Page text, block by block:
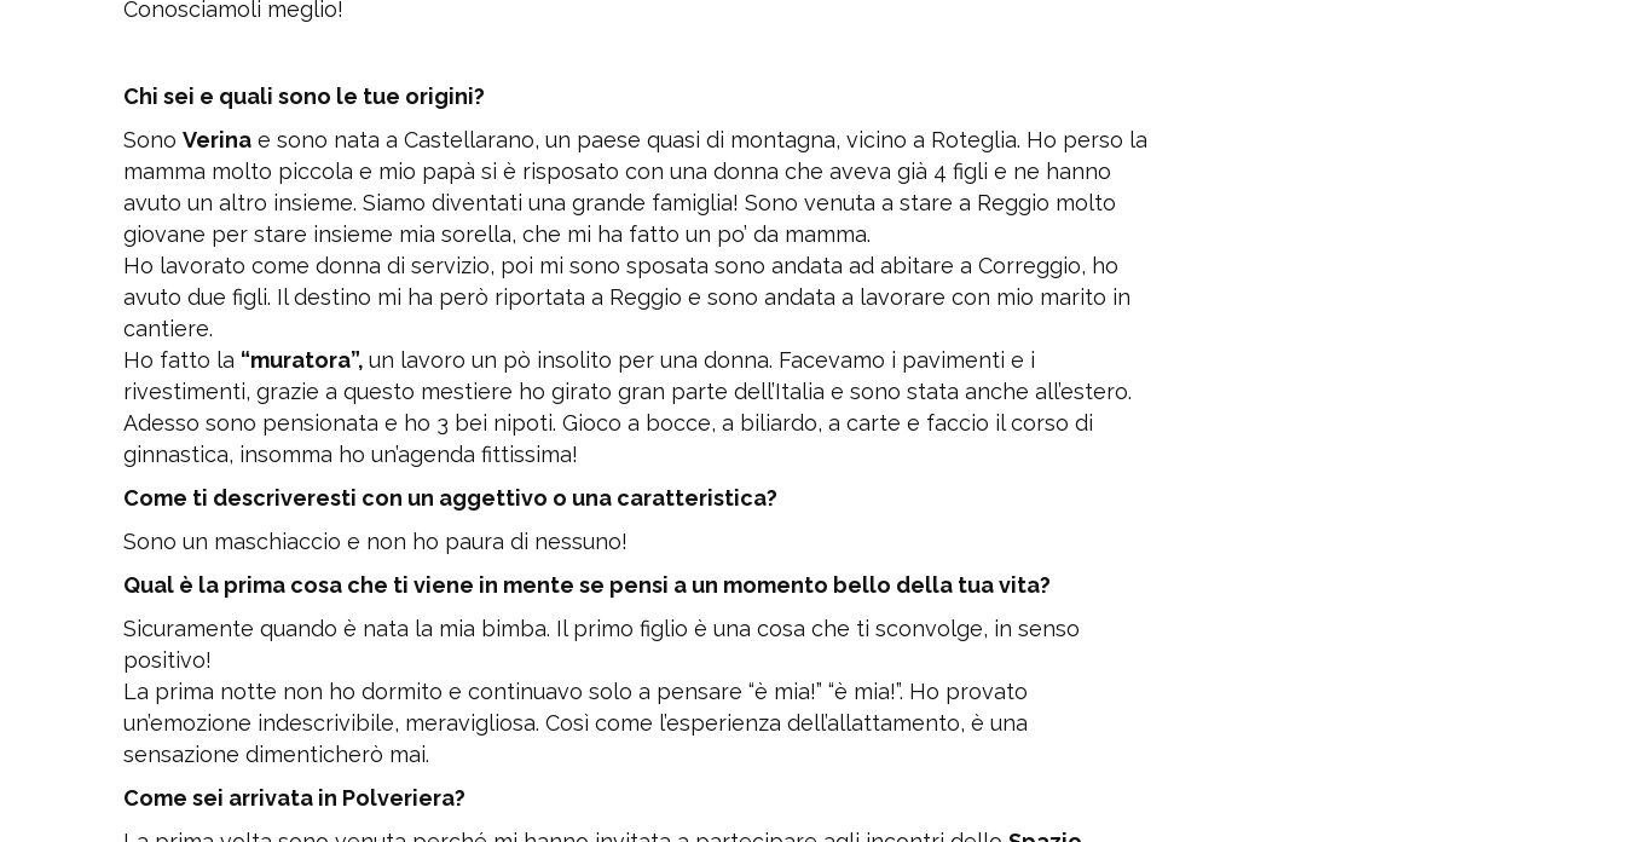
Conosciamoli meglio!
Chi sei e quali sono le tue origini?
Sono Verina e sono nata a Castellarano, un paese quasi di montagna, vicino a Roteglia. Ho perso la
mamma molto piccola e mio papà si è risposato con una donna che aveva già 4 figli e ne hanno
avuto un altro insieme. Siamo diventati una grande famiglia! Sono venuta a stare a Reggio molto
giovane per stare insieme mia sorella, che mi ha fatto un po’ da mamma.
Ho lavorato come donna di servizio, poi mi sono sposata sono andata ad abitare a Correggio, ho
avuto due figli. Il destino mi ha però riportata a Reggio e sono andata a lavorare con mio marito in
cantiere.
Ho fatto la “muratora”, un lavoro un pò insolito per una donna. Facevamo i pavimenti e i
rivestimenti, grazie a questo mestiere ho girato gran parte dell’Italia e sono stata anche all’estero.
Adesso sono pensionata e ho 3 bei nipoti. Gioco a bocce, a biliardo, a carte e faccio il corso di
ginnastica, insomma ho un’agenda fittissima!
Come ti descriveresti con un aggettivo o una caratteristica?
Sono un maschiaccio e non ho paura di nessuno!
Qual è la prima cosa che ti viene in mente se pensi a un momento bello della tua vita?
Sicuramente quando è nata la mia bimba. Il primo figlio è una cosa che ti sconvolge, in senso
positivo!
La prima notte non ho dormito e continuavo solo a pensare “è mia!” “è mia!”. Ho provato
un’emozione indescrivibile, meravigliosa. Così come l’esperienza dell’allattamento, è una
sensazione dimenticherò mai.
Come sei arrivata in Polveriera?